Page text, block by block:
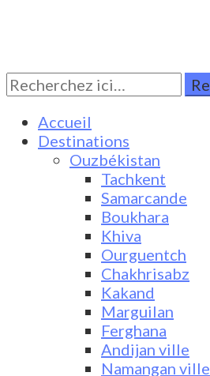
Turkestan Travel
Discover Central Asia
Rechercher:
Accueil
Destinations
Ouzbékistan
Tachkent
Samarcande
Boukhara
Khiva
Ourguentch
Chakhrisabz
Kakand
Marguilan
Ferghana
Andijan ville
Namangan ville